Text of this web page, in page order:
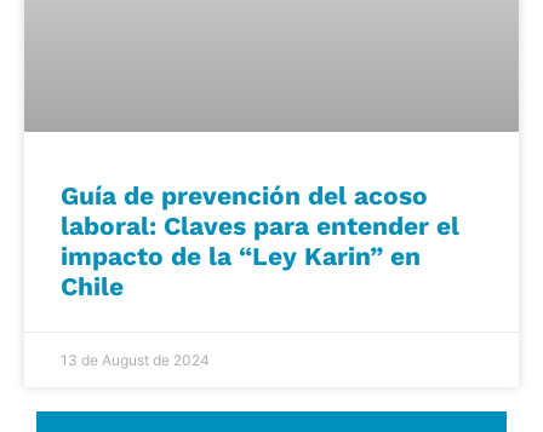
Guía de prevención del acoso
laboral: Claves para entender el
impacto de la “Ley Karin” en
Chile
13 de August de 2024